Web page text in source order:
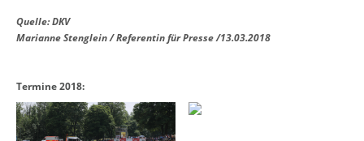
Quelle: DKV
Marianne Stenglein / Referentin für Presse /13.03.2018
Termine 2018: